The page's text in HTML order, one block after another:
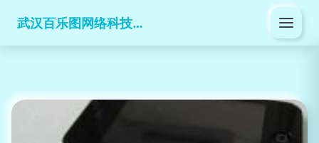
武汉百乐图网络科技有限公司